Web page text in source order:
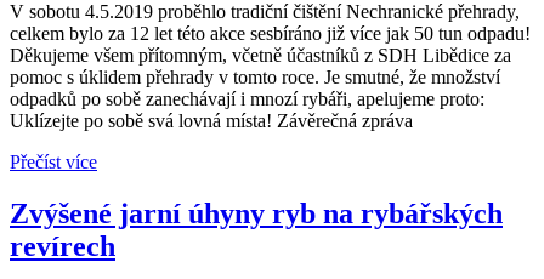
V sobotu 4.5.2019 proběhlo tradiční čištění Nechranické přehrady,
celkem bylo za 12 let této akce sesbíráno již více jak 50 tun odpadu!
Děkujeme všem přítomným, včetně účastníků z SDH Libědice za
pomoc s úklidem přehrady v tomto roce. Je smutné, že množství
odpadků po sobě zanechávají i mnozí rybáři, apelujeme proto:
Uklízejte po sobě svá lovná místa! Závěrečná zpráva
Přečíst více
Zvýšené jarní úhyny ryb na rybářských
revírech